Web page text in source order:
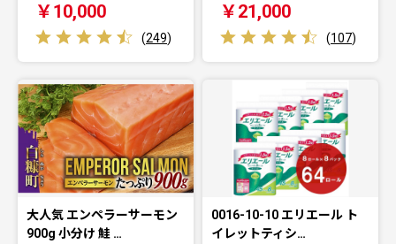
￥10,000
(249)
￥21,000
(107)
大人気 エンペラーサーモン
900g 小分け 鮭 …
0016-10-10 エリエール ト
イレットティシ…